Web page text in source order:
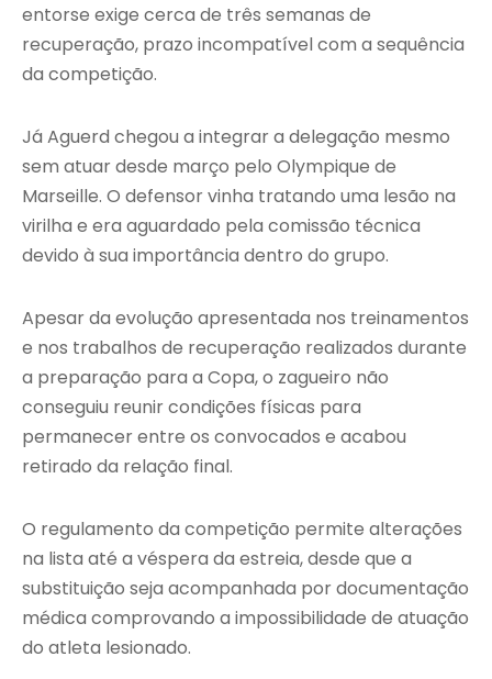
entorse exige cerca de três semanas de
recuperação, prazo incompatível com a sequência
da competição.
Já Aguerd chegou a integrar a delegação mesmo
sem atuar desde março pelo Olympique de
Marseille. O defensor vinha tratando uma lesão na
virilha e era aguardado pela comissão técnica
devido à sua importância dentro do grupo.
Apesar da evolução apresentada nos treinamentos
e nos trabalhos de recuperação realizados durante
a preparação para a Copa, o zagueiro não
conseguiu reunir condições físicas para
permanecer entre os convocados e acabou
retirado da relação final.
O regulamento da competição permite alterações
na lista até a véspera da estreia, desde que a
substituição seja acompanhada por documentação
médica comprovando a impossibilidade de atuação
do atleta lesionado.